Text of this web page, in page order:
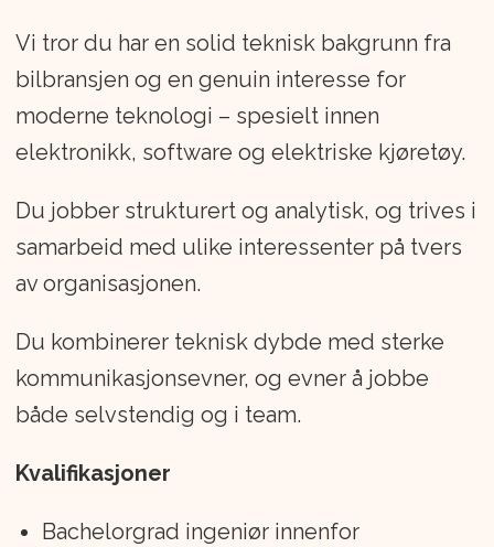
Vi tror du har en solid teknisk bakgrunn fra
bilbransjen og en genuin interesse for
moderne teknologi – spesielt innen
elektronikk, software og elektriske kjøretøy.
Du jobber strukturert og analytisk, og trives i
samarbeid med ulike interessenter på tvers
av organisasjonen.
Du kombinerer teknisk dybde med sterke
kommunikasjonsevner, og evner å jobbe
både selvstendig og i team.
Kvalifikasjoner
Bachelorgrad ingeniør innenfor